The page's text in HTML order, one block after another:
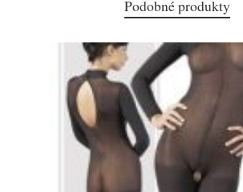
Podobné produkty